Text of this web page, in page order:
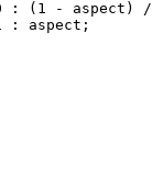
: (1 - aspect)
: aspect;